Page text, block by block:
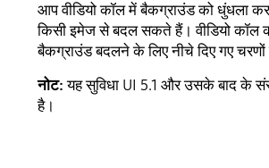
आप वीडियो कॉल में बैकग्राउंड को धुंधला
किसी इमेज से बदल सकते हैं। वीडियो कॉल
बैकग्राउंड बदलने के लिए नीचे दिए गए
नोट:यह सुविधा UI 5.1 और उसके बाद के
है।